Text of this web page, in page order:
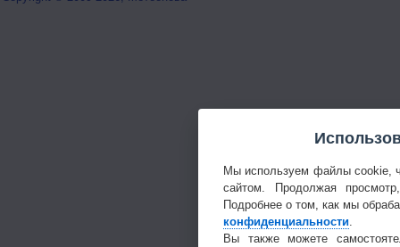
Мы используем файлы cookie,
сайтом. Продолжая
Подробнее о том, как мы
конфиденциальности
Вы также можете